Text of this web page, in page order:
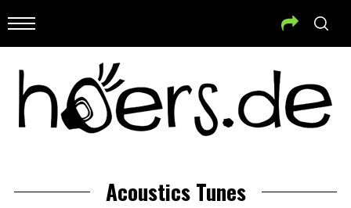
Acoustics Tunes